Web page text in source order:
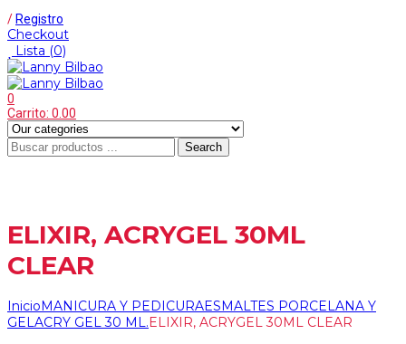
/ Registro
Checkout
Lista (0)
0
Carrito: 0.00
Search
ELIXIR, ACRYGEL 30ML
CLEAR
InicioMANICURA Y PEDICURAESMALTES PORCELANA Y
GEL ACRY GEL 30 ML.ELIXIR, ACRYGEL 30ML CLEAR